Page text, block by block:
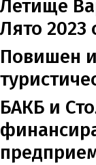
Летище
Лято 2023
Повишен
БАКБ и